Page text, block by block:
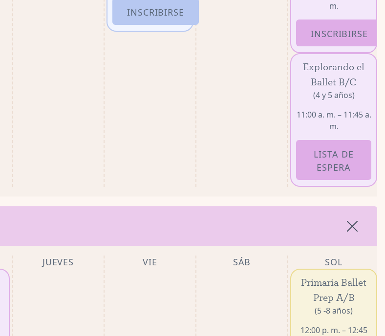
INSCRIBIRSE
m.
INSCRIBIRSE
Explorando el
Ballet B/C
(4 y 5 años)
11:00 a. m. – 11:45 a.
m.
LISTA DE
ESPERA
JUEVES VIE SÁB SOL
Primaria Ballet
Prep A/B
(5 -8 años)
12:00 p. m. – 12:45